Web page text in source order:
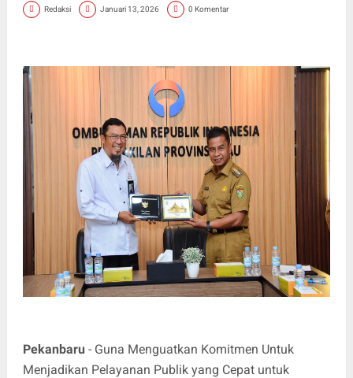
Redaksi Januari 13, 2026 0 Komentar
Pekanbaru - Guna Menguatkan Komitmen Untuk
Menjadikan Pelayanan Publik yang Cepat untuk